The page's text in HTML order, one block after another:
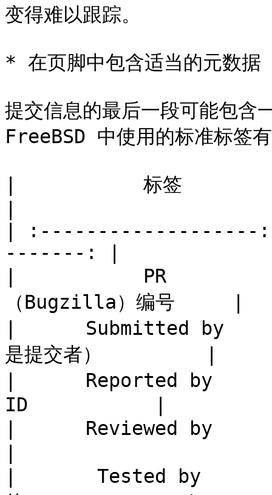
变得难以跟踪。
* 在页脚中包含适当的元数据
提交信息的最后一段可能包含
FreeBSD 中使用的标准标签
|           标签
|
-------: |
|           PR          |
（Bugzilla）编号     |
|      Submitted by
是提交者）         |
|      Reported by
ID           |
|      Reviewed by
|       Tested by